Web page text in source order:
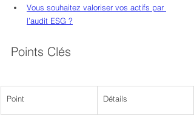
Vous souhaitez valoriser vos actifs par
l’audit ESG ?
Points Clés
Point Détails